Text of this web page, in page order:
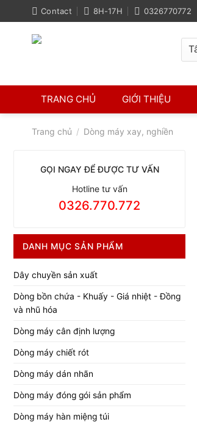
Contact 8H-17H 0326770772
TRANG CHỦ GIỚI THIỆU
Trang chủ / Dòng máy xay, nghiền
GỌI NGAY ĐỂ ĐƯỢC TƯ VẤN
Hotline tư vấn
0326.770.772
DANH MỤC SẢN PHẨM
Dây chuyền sản xuất
Dòng bồn chứa - Khuấy - Giá nhiệt - Đồng
và nhũ hóa
Dòng máy cân định lượng
Dòng máy chiết rót
Dòng máy dán nhãn
Dòng máy đóng gói sản phẩm
Dòng máy hàn miệng túi